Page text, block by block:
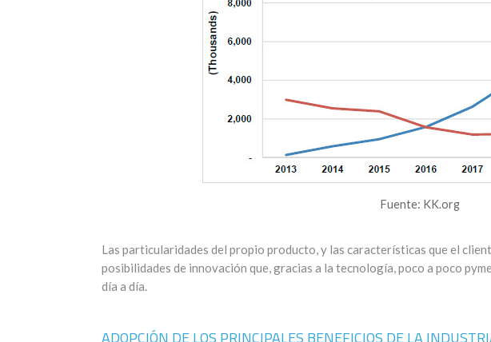
Fuente: KK.org
Las particularidades del propio producto, y las características que el
posibilidades de innovación que, gracias a la tecnología, poco a poco
día a día.
ADOPCIÓN DE LOS PRINCIPALES BENEFICIOS DE LA